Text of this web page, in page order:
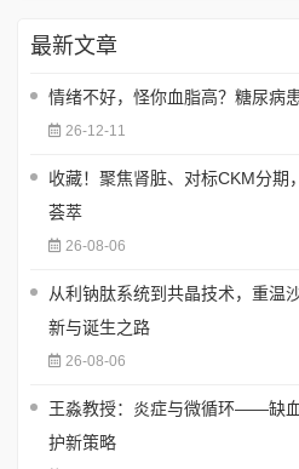
最新文章
情绪不好，怪你血脂高？糖尿病
26-12-11
收藏！聚焦肾脏、对标CKM分期
荟萃
26-08-06
从利钠肽系统到共晶技术，重温
新与诞生之路
26-08-06
王淼教授：炎症与微循环——缺
护新策略